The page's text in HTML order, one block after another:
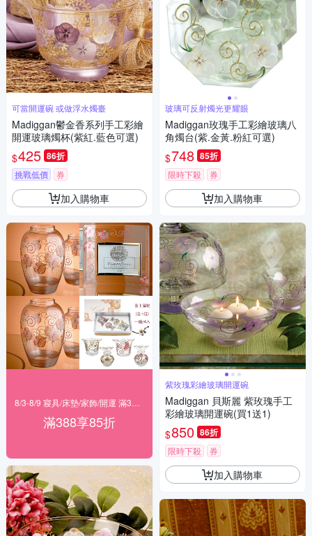
可當開運碗 或做浮水燭臺
Madiggan鬱金香系列手工彩繪
開運玻璃燭杯(紫紅.藍色可選)
$425 86折
挑戰低價 券
加入購物車
滿388享85折
玻璃可反射燭光更耀眼
Madiggan玫瑰手工彩繪玻璃八
角燭台(紫.金黃.粉紅可選)
$748 85折
限時下殺 券
加入購物車
紫玫瑰彩繪玻璃開運碗
Madiggan 貝斯麗 紫玫瑰手工
彩繪玻璃開運碗(買1送1)
$850 86折
限時下殺 券
加入購物車